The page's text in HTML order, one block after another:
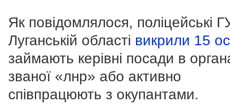
Як повідомлялося, поліцейські
Луганській області викрили 15
займають керівні посади в
званої «лнр» або активно
співпрацюють з окупантами.